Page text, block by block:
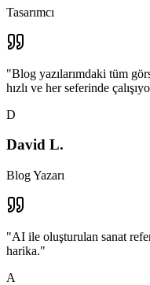
Tasarımcı
"Blog yazılarımdaki tüm
hızlı ve her seferinde
D
David L.
Blog Yazarı
"AI ile oluşturulan sanat
harika."
A